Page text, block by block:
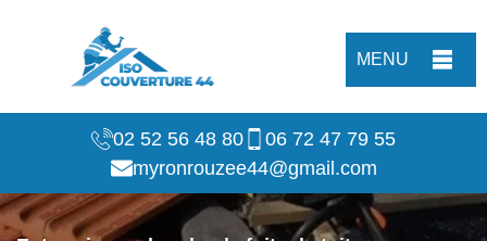
MENU
02 52 56 48 80
06 72 47 79 55
myronrouzee44@gmail.com